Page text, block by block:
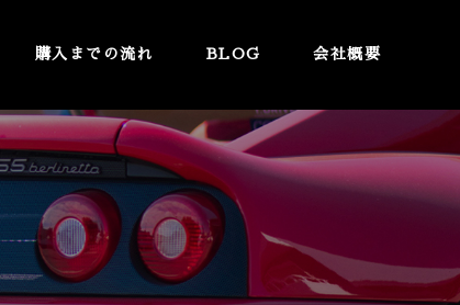
購入までの流れ BLOG 会社概要